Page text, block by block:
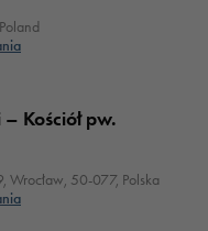
Kościół pw.
Wrocław, 50-077, Polska